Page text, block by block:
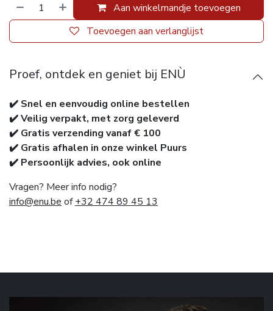
Aan winkelmandje toevoegen
Toevoegen aan verlanglijst
Proef, ontdek en geniet bij ENÙ
✔️ Snel en eenvoudig online bestellen
✔️ Veilig verpakt, met zorg geleverd
✔️ Gratis verzending vanaf € 100
✔️ Gratis afhalen in onze winkel Puurs
✔️ Persoonlijk advies, ook online
Vragen? Meer info nodig?
info@enu.be of+32 474 89 45 13